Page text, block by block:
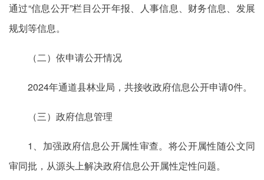
通过“信息公开”栏目公开年报、人事信息、财务信息、发展
规划等信息。
（二）依申请公开情况
2024年通道县林业局，共接收政府信息公开申请0件。
（三）政府信息管理
1、加强政府信息公开属性审查。将公开属性随公文同
审同批，从源头上解决政府信息公开属性定性问题。